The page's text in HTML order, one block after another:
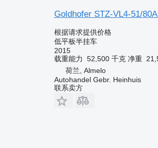
Goldhofer STZ-VL4-51/
根据请求提供价格
低平板半挂车
2015
载重能力
52,500 千克 净重
荷兰, Almelo
Autohandel Gebr. Heinhuis
联系卖方